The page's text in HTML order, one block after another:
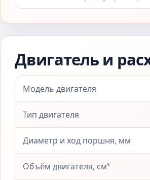
Двигатель и
Модель двигателя
Тип двигателя
Диаметр и ход поршня, мм
Объём двигателя, см³